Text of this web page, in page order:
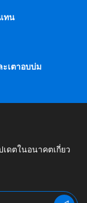
ทน
เตาอบบ่ม
ดตในอนาคตเกี่ยว